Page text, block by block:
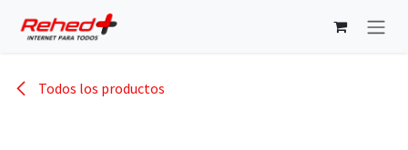
Todos los productos